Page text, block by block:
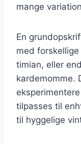
mange
En
med
timian, eller
kardemomme.
tilpasses til
til hyggelige